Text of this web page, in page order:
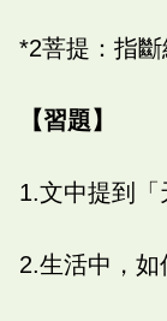
*2菩提：指斷
【習題】
1.文中提到「
2.生活中，如